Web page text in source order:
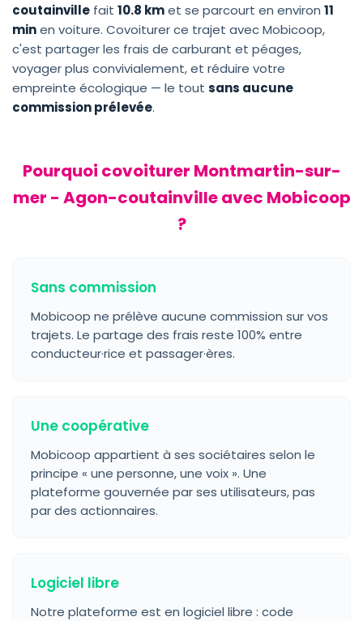
coutainville fait 10.8 kmet se parcourt en environ 11
minen voiture. Covoiturer ce trajet avec Mobicoop,
c'est partager les frais de carburant et péages,
voyager plus convivialement, et réduire votre
empreinte écologique — le tout sans aucune
commission prélevée.
Pourquoi covoiturer Montmartin-sur-
mer - Agon-coutainville avec Mobicoop
?
Sans commission
Mobicoop ne prélève aucune commission sur vos
trajets. Le partage des frais reste 100% entre
conducteur·rice et passager·ères.
Une coopérative
Mobicoop appartient à ses sociétaires selon le
principe « une personne, une voix ». Une
plateforme gouvernée par ses utilisateurs, pas
par des actionnaires.
Logiciel libre
Notre plateforme est en logiciel libre : code